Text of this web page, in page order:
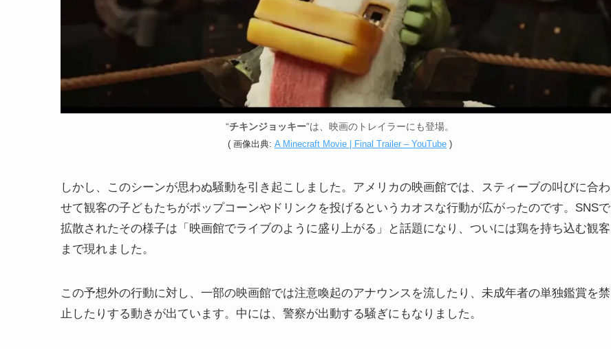
“チキンジョッキー”は、映画のトレイラーにも登場。
( 画像出典: A Minecraft Movie | Final Trailer – YouTube )
しかし、このシーンが思わぬ騒動を引き起こしました。アメリカの映画館では、スティーブの叫びに合わ
せて観客の子どもたちがポップコーンやドリンクを投げるというカオスな行動が広がったのです。SNSで
拡散されたその様子は「映画館でライブのように盛り上がる」と話題になり、ついには鶏を持ち込む観客
まで現れました。
この予想外の行動に対し、一部の映画館では注意喚起のアナウンスを流したり、未成年者の単独鑑賞を禁
止したりする動きが出ています。中には、警察が出動する騒ぎにもなりました。